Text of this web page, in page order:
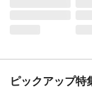
ピックアップ特